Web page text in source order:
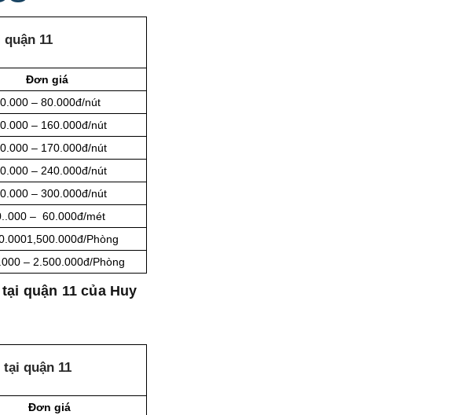
11
Đơn giá
– 80.000đ/nút
– 160.000đ/nút
– 170.000đ/nút
– 240.000đ/nút
– 300.000đ/nút
– 60.000đ/mét
Phòng
– 2.500.000đ/Phòng
quận 11 của Huy
quận 11
Đơn giá